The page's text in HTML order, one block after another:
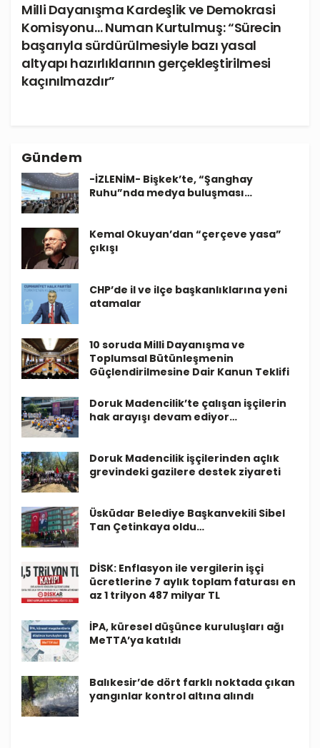
Milli Dayanışma Kardeşlik ve Demokrasi
Komisyonu… Numan Kurtulmuş: “Sürecin
başarıyla sürdürülmesiyle bazı yasal
altyapı hazırlıklarının gerçekleştirilmesi
kaçınılmazdır”
Gündem
-İZLENİM- Bişkek’te, “Şanghay
Ruhu”nda medya buluşması…
Kemal Okuyan’dan “çerçeve yasa”
çıkışı
CHP’de il ve ilçe başkanlıklarına yeni
atamalar
10 soruda Milli Dayanışma ve
Toplumsal Bütünleşmenin
Güçlendirilmesine Dair Kanun Teklifi
Doruk Madencilik’te çalışan işçilerin
hak arayışı devam ediyor…
Doruk Madencilik işçilerinden açlık
grevindeki gazilere destek ziyareti
Üsküdar Belediye Başkanvekili Sibel
Tan Çetinkaya oldu…
DİSK: Enflasyon ile vergilerin işçi
ücretlerine 7 aylık toplam faturası en
az 1 trilyon 487 milyar TL
İPA, küresel düşünce kuruluşları ağı
MeTTA’ya katıldı
Balıkesir’de dört farklı noktada çıkan
yangınlar kontrol altına alındı